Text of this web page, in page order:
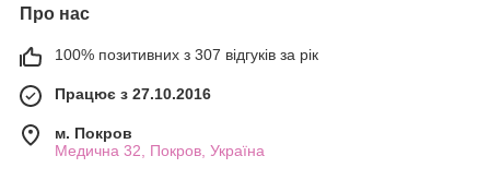
Про нас
100% позитивних з 307 відгуків за рік
Працює з 27.10.2016
м. Покров
Медична 32, Покров, Україна